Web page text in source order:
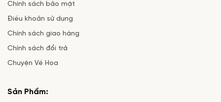
Chính sách bảo mật
Điều khoản sử dụng
Chính sách giao hàng
Chính sách đổi trả
Chuyện Về Hoa
Sản Phẩm: